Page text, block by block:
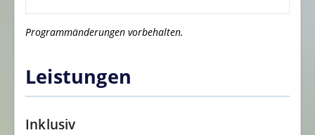
Programmänderungen vorbehalten.
Leistungen
Inklusiv